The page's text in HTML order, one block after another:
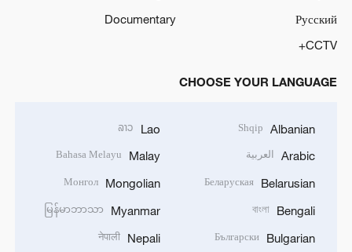
Русский
Documentary
CCTV+
CHOOSE YOUR LANGUAGE
Albanian
Shqip
Arabic العربية
Belarusian
Беларуская
Bengali
বাংলা
Bulgarian
Български
Lao
ລາວ
Malay
Bahasa Melayu
Mongolian
Монгол
Myanmar
မြန်မာဘာသာ
Nepali
नेपाली